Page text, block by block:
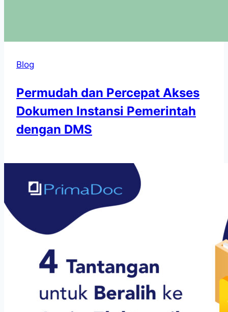
Blog
Permudah dan Percepat Akses
Dokumen Instansi Pemerintah
dengan DMS